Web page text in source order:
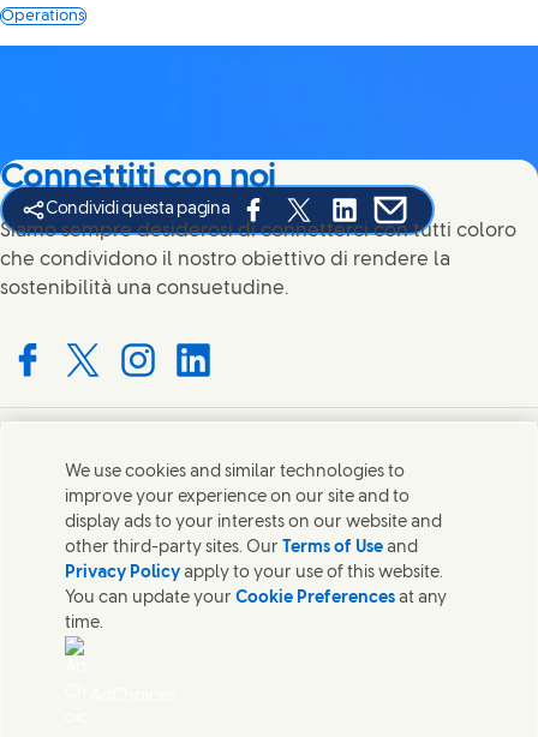
Operations
Condividi questa pagina
Share this page on Facebook
Share this page on X
Share this page on
Share this page
Connettiti con noi
Siamo sempre desiderosi di connetterci con tutti coloro
che condividono il nostro obiettivo di rendere la
sostenibilità una consuetudine.
with us on Facebook
Connect with us on X
Connect with us on Instagram
Connect with us on LinkedIn
Contatti
Mettiti in contatto con Unilever in tutto il mondo.
Contatti
Contatta Unilever Italia
Note legali
We use cookies and similar technologies to
improve your experience on our site and to
display ads to your interests on our website and
other third-party sites. Our Terms of Use and
Privacy Policy apply to your use of this website.
You can update yourCookie Preferences at any
time.